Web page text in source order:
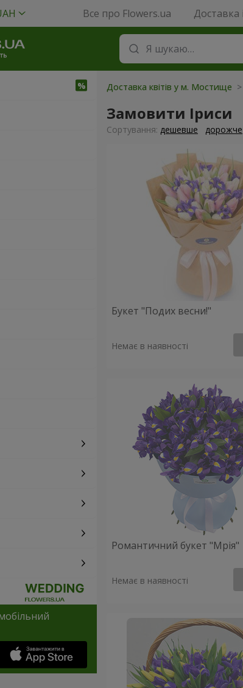
Все про Flowers.ua Доставка
Доставка квітів у м. Мостище
Замовити Іриси
Сортування: дешевше дорожче
Букет "Подих весни!"
Немає в наявності
Романтичний букет "Мрія"
Немає в наявності